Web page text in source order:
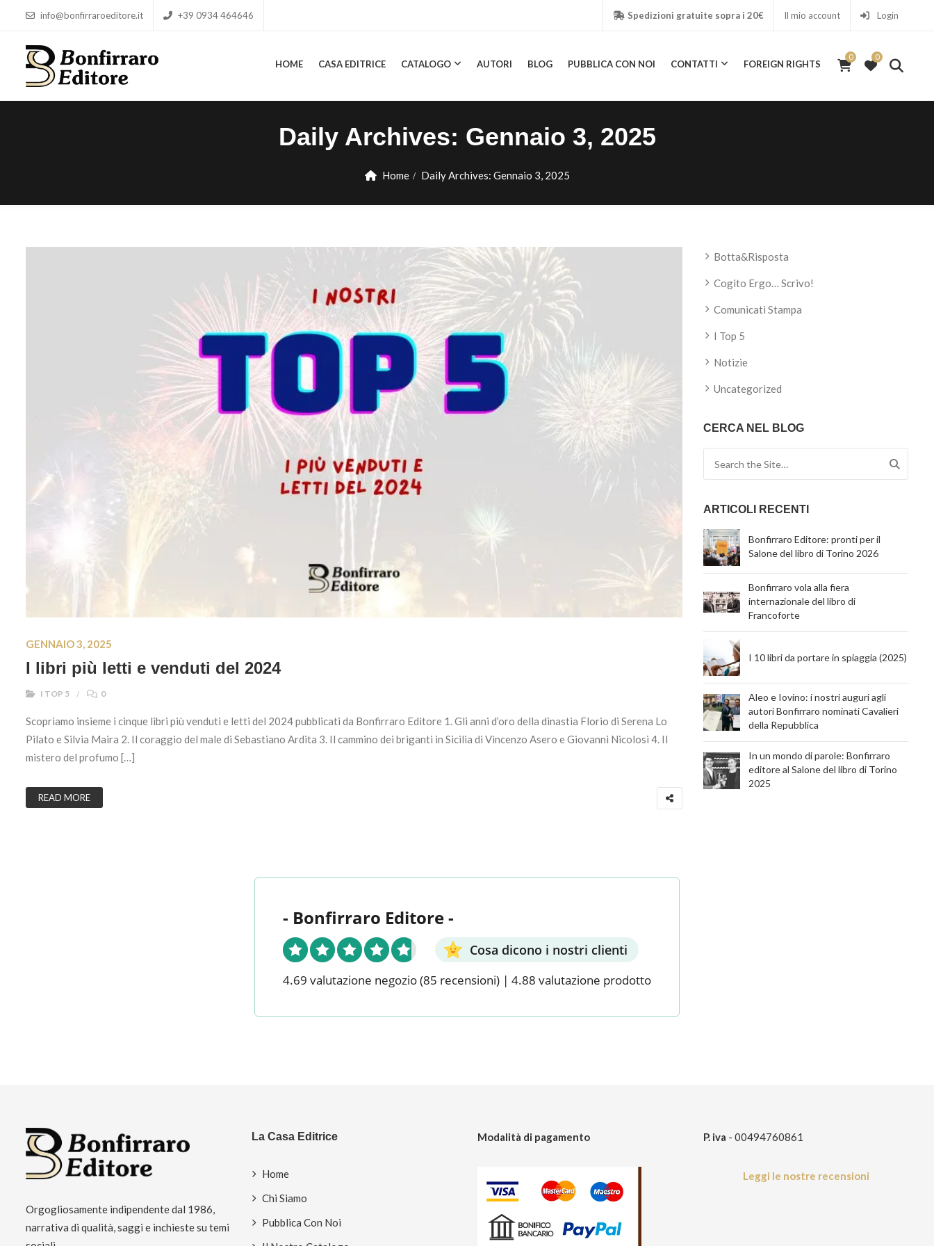
info@bonfirraroeditore.it +39 0934 464646 Spedizioni gratuite sopra i 20€ Il mio account Login
HOME CASA EDITRICE CATALOGO AUTORI BLOG PUBBLICA CON NOI CONTATTI FOREIGN RIGHTS
0
0
0
FOREIGN RIGHTS
Daily Archives: Gennaio 3, 2025
Home Daily Archives: Gennaio 3, 2025
GENNAIO 3, 2025
I libri più letti e venduti del 2024
I TOP 5 0
Scopriamo insieme i cinque libri più venduti e letti del 2024 pubblicati da Bonfirraro Editore 1. Gli anni d’oro della dinastia Florio di Serena Lo
Pilato e Silvia Maira 2. Il coraggio del male di Sebastiano Ardita 3. Il cammino dei briganti in Sicilia di Vincenzo Asero e Giovanni Nicolosi 4. Il
mistero del profumo […]
READ MORE
Botta&Risposta
Cogito Ergo… Scrivo!
Comunicati Stampa
I Top 5
Notizie
Uncategorized
CERCA NEL BLOG
ARTICOLI RECENTI
Bonfirraro Editore: pronti per il
Salone del libro di Torino 2026
Bonfirraro vola alla fiera
internazionale del libro di
Francoforte
I 10 libri da portare in spiaggia (2025)
Aleo e Iovino: i nostri auguri agli
autori Bonfirraro nominati Cavalieri
della Repubblica
In un mondo di parole: Bonfirraro
editore al Salone del libro di Torino
2025
- Bonfirraro Editore -
Cosa dicono i nostri clienti
4.69 valutazione negozio(85 recensioni) | 4.88 valutazione prodotto
Orgogliosamente indipendente dal 1986,
narrativa di qualità, saggi e inchieste su temi
La Casa Editrice
Home
Chi Siamo
Pubblica Con Noi
Modalità di pagamento P. iva - 00494760861
Leggi le nostre recensioni